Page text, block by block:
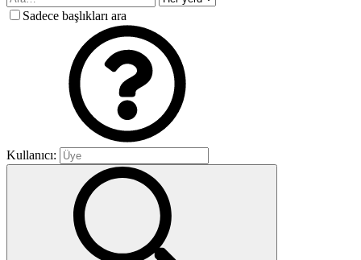
Sadece başlıkları ara
Kullanıcı: